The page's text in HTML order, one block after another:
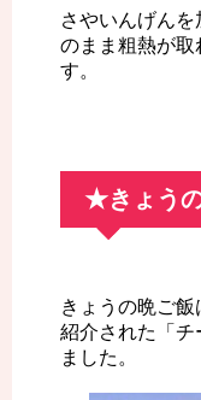
さやいんげん
のまま粗熱が
す。
★きょう
きょうの晩ご
紹介された「チ
ました。